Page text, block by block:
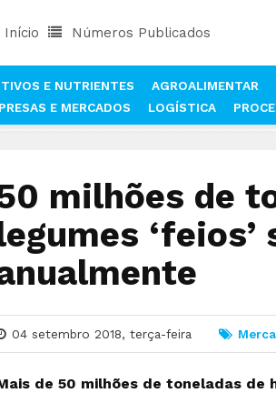
Início Números Publicados
E NUTRIENTES AGROALIMENTAR
E MERCADOS
LOGÍSTICA
50 MILHÕES
milhões de
04 setembro 2018, terça-feira
de 50 milhões de toneladas